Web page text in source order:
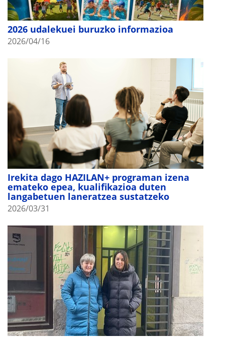
2026 udalekuei buruzko informazioa
2026/04/16
Irekita dago HAZILAN+ programan izena
emateko epea, kualifikazioa duten
langabetuen laneratzea sustatzeko
2026/03/31